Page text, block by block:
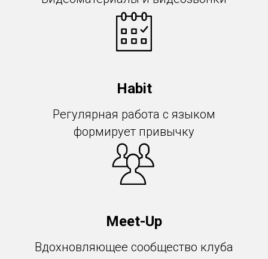
Habit
Регулярная работа с языком
формирует привычку
Meet-Up
Вдохновляющее сообщество клуба